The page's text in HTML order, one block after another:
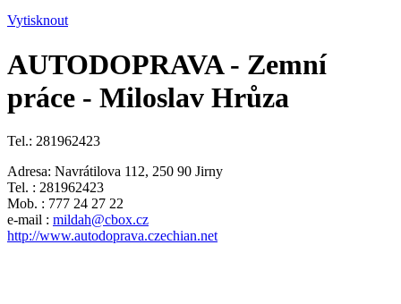
Vytisknout
AUTODOPRAVA - Zemní
práce - Miloslav Hrůza
Tel.: 281962423
Adresa: Navrátilova 112, 250 90 Jirny
Tel. : 281962423
Mob. : 777 24 27 22
e-mail : mildah@cbox.cz
http://www.autodoprava.czechian.net